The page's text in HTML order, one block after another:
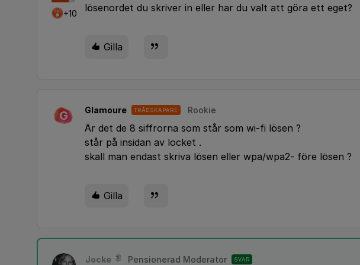
+10
lösenordet du skriver in eller har du valt att göra ett eget?
Gilla
G Glamoure TRÅDSKAPARE Rookie
Är det de 8 siffrorna som står som wi-fi lösen ?
står på insidan av locket .
skall man endast skriva lösen eller wpa/wpa2- före lösen ?
Gilla
Jocke Pensionerad Moderator SVAR